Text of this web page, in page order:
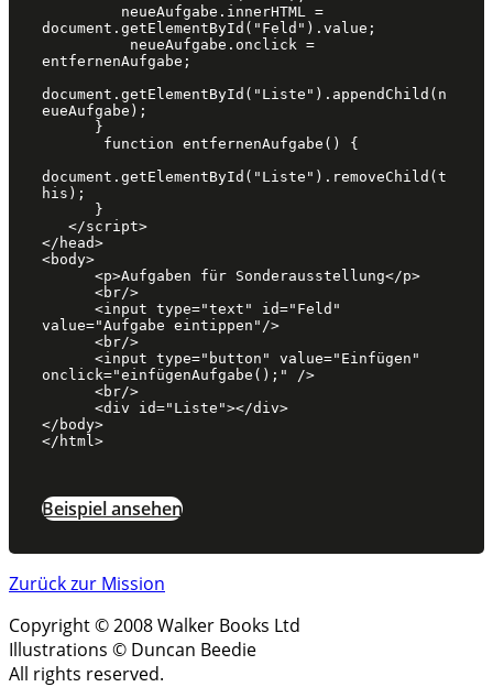
document.getElementById("Feld").value;
entfernenAufgabe;
document.getElementById("Liste").appendChild(n
eueAufgabe);
document.getElementById("Liste").removeChild(t
his);
</head>
<body>
value="Aufgabe eintippen"/>
onclick="einfügenAufgabe();" />
</body>
</html>
Beispiel ansehen
Zurück zur Mission
Copyright © 2008 Walker Books Ltd
Illustrations © Duncan Beedie
All rights reserved.